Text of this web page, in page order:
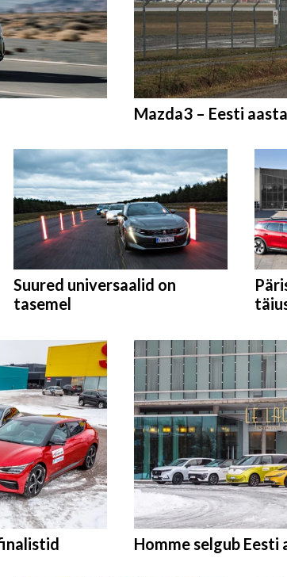
Mazda3 – Eesti
Suured universaalid on
tasemel
Homme selgub